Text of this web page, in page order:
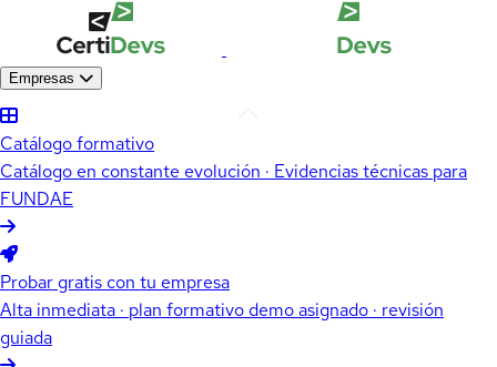
Empresas
Catálogo formativo
Catálogo en constante evolución · Evidencias técnicas para
FUNDAE
Probar gratis con tu empresa
Alta inmediata · plan formativo demo asignado · revisión
guiada